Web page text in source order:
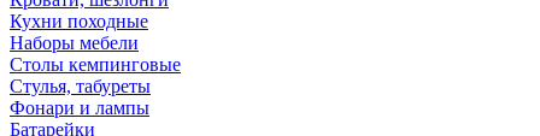
Кухни походные
Наборы мебели
Столы кемпинговые
Стулья, табуреты
Фонари и лампы
Батарейки